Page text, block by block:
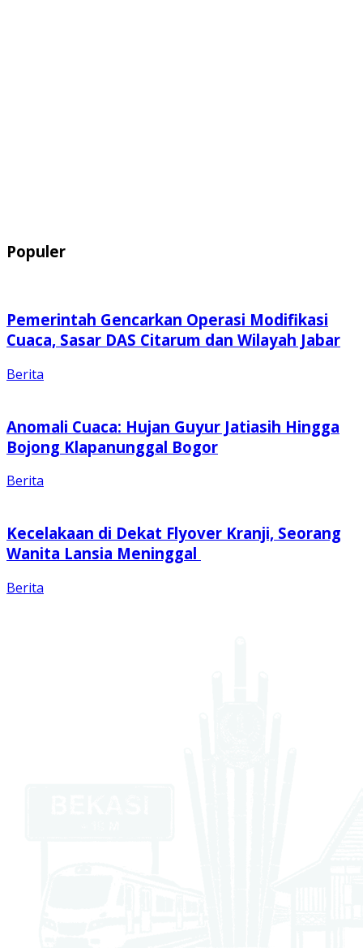
Populer
Pemerintah Gencarkan Operasi Modifikasi
Cuaca, Sasar DAS Citarum dan Wilayah Jabar
Berita
Anomali Cuaca: Hujan Guyur Jatiasih Hingga
Bojong Klapanunggal Bogor
Berita
Kecelakaan di Dekat Flyover Kranji, Seorang
Wanita Lansia Meninggal
Berita